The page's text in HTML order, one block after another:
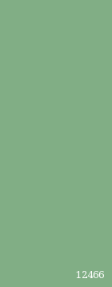
12466